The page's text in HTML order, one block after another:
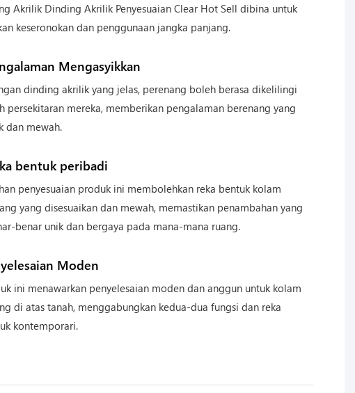
Akrilik Dinding Akrilik Penyesuaian Clear Hot Sell dibina untuk
keseronokan dan penggunaan jangka panjang.
Mengasyikkan
dinding akrilik yang jelas, perenang boleh berasa dikelilingi
persekitaran mereka, memberikan pengalaman berenang yang
dan mewah.
bentuk peribadi
penyesuaian produk ini membolehkan reka bentuk kolam
yang disesuaikan dan mewah, memastikan penambahan yang
benar unik dan bergaya pada mana-mana ruang.
Moden
ini menawarkan penyelesaian moden dan anggun untuk kolam
di atas tanah, menggabungkan kedua-dua fungsi dan reka
kontemporari.